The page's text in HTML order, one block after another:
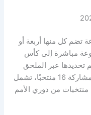
الأوروبية على 12 مجموعة تضم كل منها أربعة أو
مباشرة إلى كأس
تحديدها عبر الملحق
الأوروبي الذي سيقام في مارس 2026 بمشاركة 16 منتخبًا، تشمل
منتخبات من دوري الأمم